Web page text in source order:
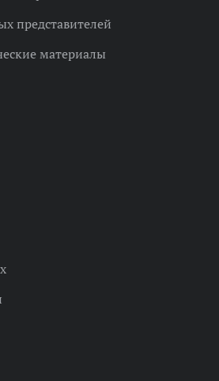
представителей
материалы